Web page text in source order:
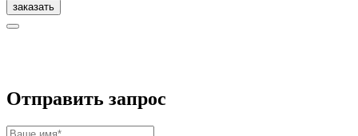
заказать
Отправить запрос